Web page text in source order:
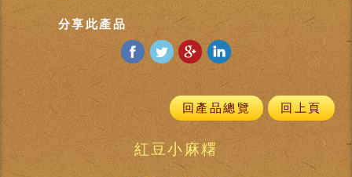
分享此產品
回產品總覽 回上頁
紅豆小麻糬